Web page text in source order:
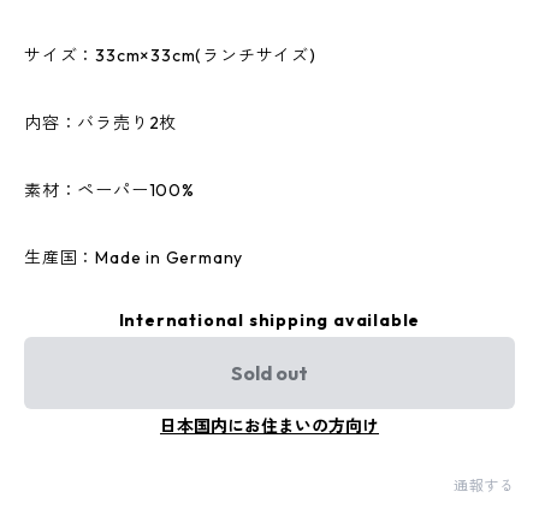
サイズ：33cm×33cm(ランチサイズ)
内容：バラ売り2枚
素材：ペーパー100%
生産国：Made in Germany
International shipping available
Sold out
日本国内にお住まいの方向け
通報する